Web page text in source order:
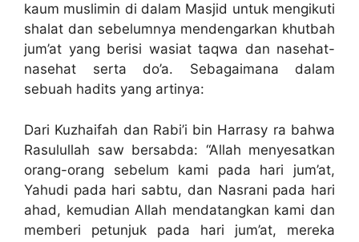
kaum muslimin di dalam Masjid untuk mengikuti
shalat dan sebelumnya mendengarkan khutbah
jum’at yang berisi wasiat taqwa dan nasehat-
nasehat serta do’a. Sebagaimana dalam
sebuah hadits yang artinya:
Dari Kuzhaifah dan Rabi’i bin Harrasy ra bahwa
Rasulullah saw bersabda: “Allah menyesatkan
orang-orang sebelum kami pada hari jum’at,
Yahudi pada hari sabtu, dan Nasrani pada hari
ahad, kemudian Allah mendatangkan kami dan
memberi petunjuk pada hari jum’at, mereka